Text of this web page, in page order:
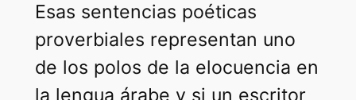
Esas sentencias poéticas
proverbiales representan uno
de los polos de la elocuencia en
la lengua árabe y si un escritor